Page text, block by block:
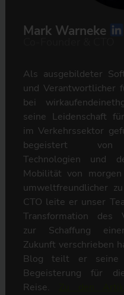
Mark Warneke
Als ausgebildeter
und Verantwortlicher
bei
seine Leidenschaft
im Verkehrssektor
begeistert von
Technologien und
Mobilität von
umweltfreundlicher
CTO leite er unser
Transformation des
zur Schaffung
Zukunft verschrieben
Blog teilt er seine
Begeisterung für
Reise.